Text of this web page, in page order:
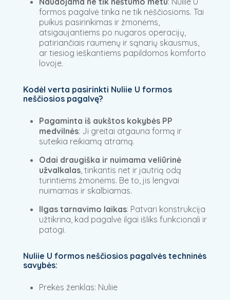
formos pagalvė tinka ne tik nėščiosioms. Tai
puikus pasirinkimas ir žmonėms,
atsigaujantiems po nugaros operacijų,
patiriančiais raumenų ir sąnarių skausmus,
ar tiesiog ieškantiems papildomos komforto
lovoje.
Kodėl verta pasirinkti Nuliie U formos
neščiosios pagalvę?
Pagaminta iš aukštos kokybės PP
medvilnės: Ji greitai atgauna formą ir
suteikia reikiamą atramą.
Odai draugiška ir nuimama veliūrinė
užvalkalas, tinkantis net ir jautrią odą
turintiems žmonėms. Be to, jis lengvai
nuimamas ir skalbiamas.
Ilgas tarnavimo laikas: Patvari konstrukcija
užtikrina, kad pagalvė ilgai išliks funkcionali ir
patogi.
Nuliie U formos neščiosios pagalvės techninės
savybės:
Prekės ženklas: Nuliie